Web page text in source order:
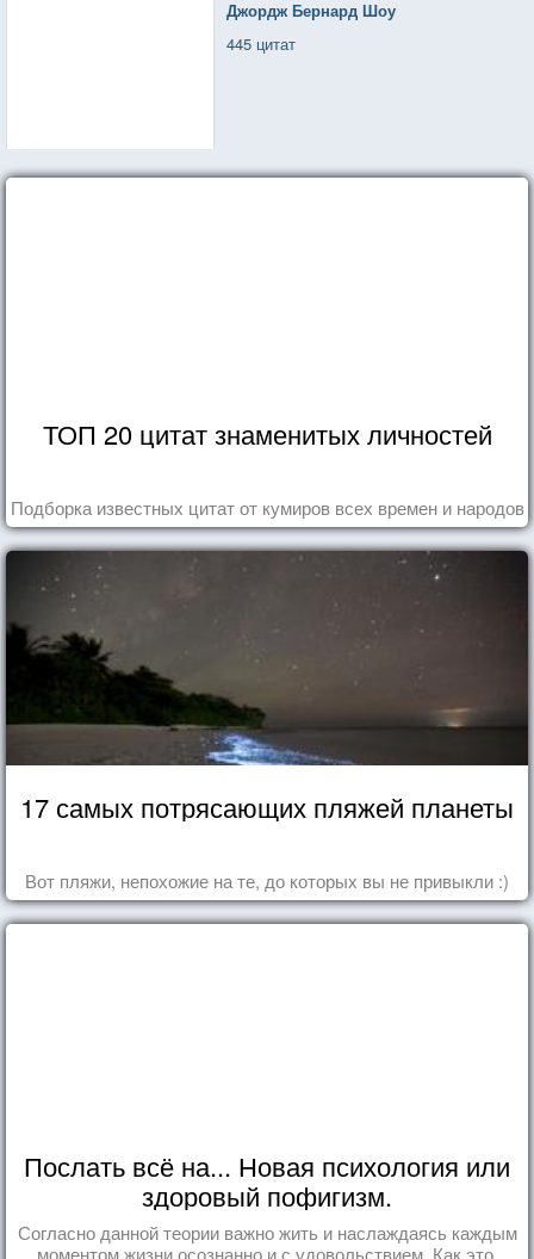
Джордж Бернард Шоу
445 цитат
ТОП 20 цитат знаменитых личностей
Подборка известных цитат от кумиров всех времен и народов
17 самых потрясающих пляжей планеты
Вот пляжи, непохожие на те, до которых вы не привыкли :)
Послать всё на... Новая психология или
здоровый пофигизм.
Согласно данной теории важно жить и наслаждаясь каждым
моментом жизни осознанно и с удовольствием. Как это,